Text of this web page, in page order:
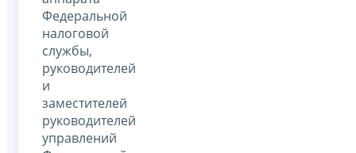
Федеральной
налоговой
службы,
руководителей
и
заместителей
руководителей
управлений